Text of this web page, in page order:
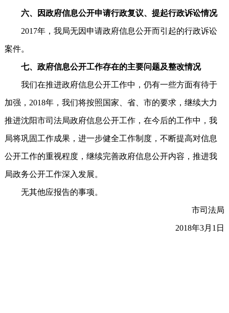
六、因政府信息公开申请行政复议、提起行政诉讼情况
2017年，我局无因申请政府信息公开而引起的行政诉讼
案件。
七、政府信息公开工作存在的主要问题及整改情况
我们在推进政府信息公开工作中，仍有一些方面有待于
加强，2018年，我们将按照国家、省、市的要求，继续大力
推进沈阳市司法局政府信息公开工作，在今后的工作中，我
局将巩固工作成果，进一步健全工作制度，不断提高对信息
公开工作的重视程度，继续完善政府信息公开内容，推进我
局政务公开工作深入发展。
无其他应报告的事项。
市司法局
2018年3月1日